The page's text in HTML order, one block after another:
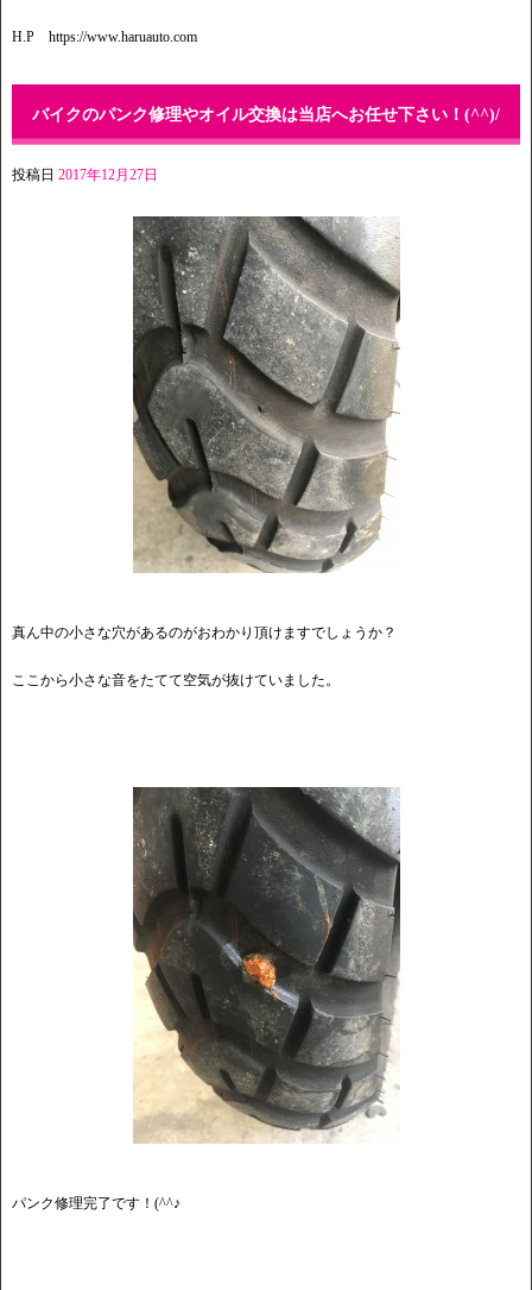
H.P https://www.haruauto.com
バイクのパンク修理やオイル交換は当店へお任せ下さい！(^^)/
投稿日 2017年12月27日
真ん中の小さな穴があるのがおわかり頂けますでしょうか？
ここから小さな音をたてて空気が抜けていました。
パンク修理完了です！(^^♪